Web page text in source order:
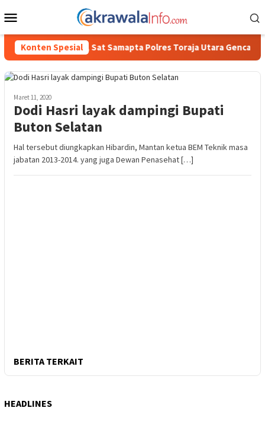
ke
Mobile
Konten Spesial
Wilayah, Sat Samapta Polres Toraja Utara Gencarkan
Maret 11, 2020
Dodi Hasri layak dampingi Bupati
Buton Selatan
Hal tersebut diungkapkan Hibardin, Mantan ketua BEM Teknik masa
jabatan 2013-2014. yang juga Dewan Penasehat […]
BERITA TERKAIT
HEADLINES